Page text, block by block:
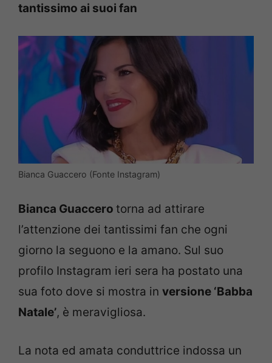
tantissimo ai suoi fan
Bianca Guaccero (Fonte Instagram)
Bianca Guaccero torna ad attirare
l’attenzione dei tantissimi fan che ogni
giorno la seguono e la amano. Sul suo
profilo Instagram ieri sera ha postato una
sua foto dove si mostra in versione ‘Babba
Natale’, è meravigliosa.
La nota ed amata conduttrice indossa un